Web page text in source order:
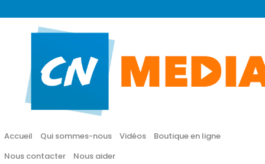
Accueil Qui sommes-nous Vidéos
Boutique en ligne
Nous contacter
Nous aider
CN MÉDIA
Une vie nouvelle en JESUS !
Accueil
Vidéos